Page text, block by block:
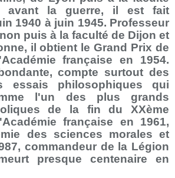
avant la guerre, il est fait
1940 à juin 1945. Professeur
puis à la faculté de Dijon et
il obtient le Grand Prix de
française en 1954.
compte surtout des
essais philosophiques qui
l'un des plus grands
de la fin du XXème
française en 1961,
des sciences morales et
commandeur de la Légion
presque centenaire en